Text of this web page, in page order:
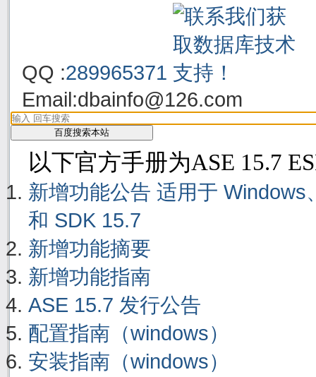
QQ :289965371
Email:dbainfo@126.com
以下官方手册为ASE 15.7
新增功能公告 适用于
和 SDK 15.7
新增功能摘要
新增功能指南
ASE 15.7 发行公告
配置指南（windows）
安装指南（windows）